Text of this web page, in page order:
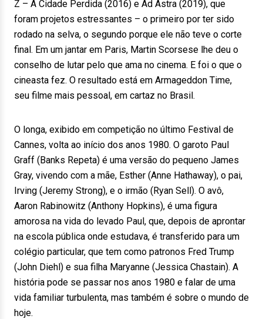
Z – A Cidade Perdida (2016) e Ad Astra (2019), que
foram projetos estressantes – o primeiro por ter sido
rodado na selva, o segundo porque ele não teve o corte
final. Em um jantar em Paris, Martin Scorsese lhe deu o
conselho de lutar pelo que ama no cinema. E foi o que o
cineasta fez. O resultado está em Armageddon Time,
seu filme mais pessoal, em cartaz no Brasil.
O longa, exibido em competição no último Festival de
Cannes, volta ao início dos anos 1980. O garoto Paul
Graff (Banks Repeta) é uma versão do pequeno James
Gray, vivendo com a mãe, Esther (Anne Hathaway), o pai,
Irving (Jeremy Strong), e o irmão (Ryan Sell). O avô,
Aaron Rabinowitz (Anthony Hopkins), é uma figura
amorosa na vida do levado Paul, que, depois de aprontar
na escola pública onde estudava, é transferido para um
colégio particular, que tem como patronos Fred Trump
(John Diehl) e sua filha Maryanne (Jessica Chastain). A
história pode se passar nos anos 1980 e falar de uma
vida familiar turbulenta, mas também é sobre o mundo de
hoje.